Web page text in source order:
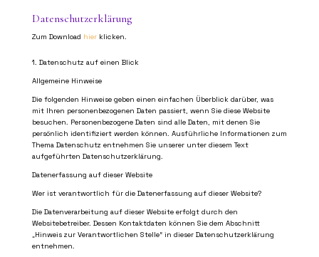
Datenschutzerklärung
Zum Download hierklicken.
1. Datenschutz auf einen Blick
Allgemeine Hinweise
Die folgenden Hinweise geben einen einfachen Überblick darüber, was
mit Ihren personenbezogenen Daten passiert, wenn Sie diese Website
besuchen. Personenbezogene Daten sind alle Daten, mit denen Sie
persönlich identifiziert werden können. Ausführliche Informationen zum
Thema Datenschutz entnehmen Sie unserer unter diesem Text
aufgeführten Datenschutzerklärung.
Datenerfassung auf dieser Website
Wer ist verantwortlich für die Datenerfassung auf dieser Website?
Die Datenverarbeitung auf dieser Website erfolgt durch den
Websitebetreiber. Dessen Kontaktdaten können Sie dem Abschnitt
„Hinweis zur Verantwortlichen Stelle“ in dieser Datenschutzerklärung
entnehmen.